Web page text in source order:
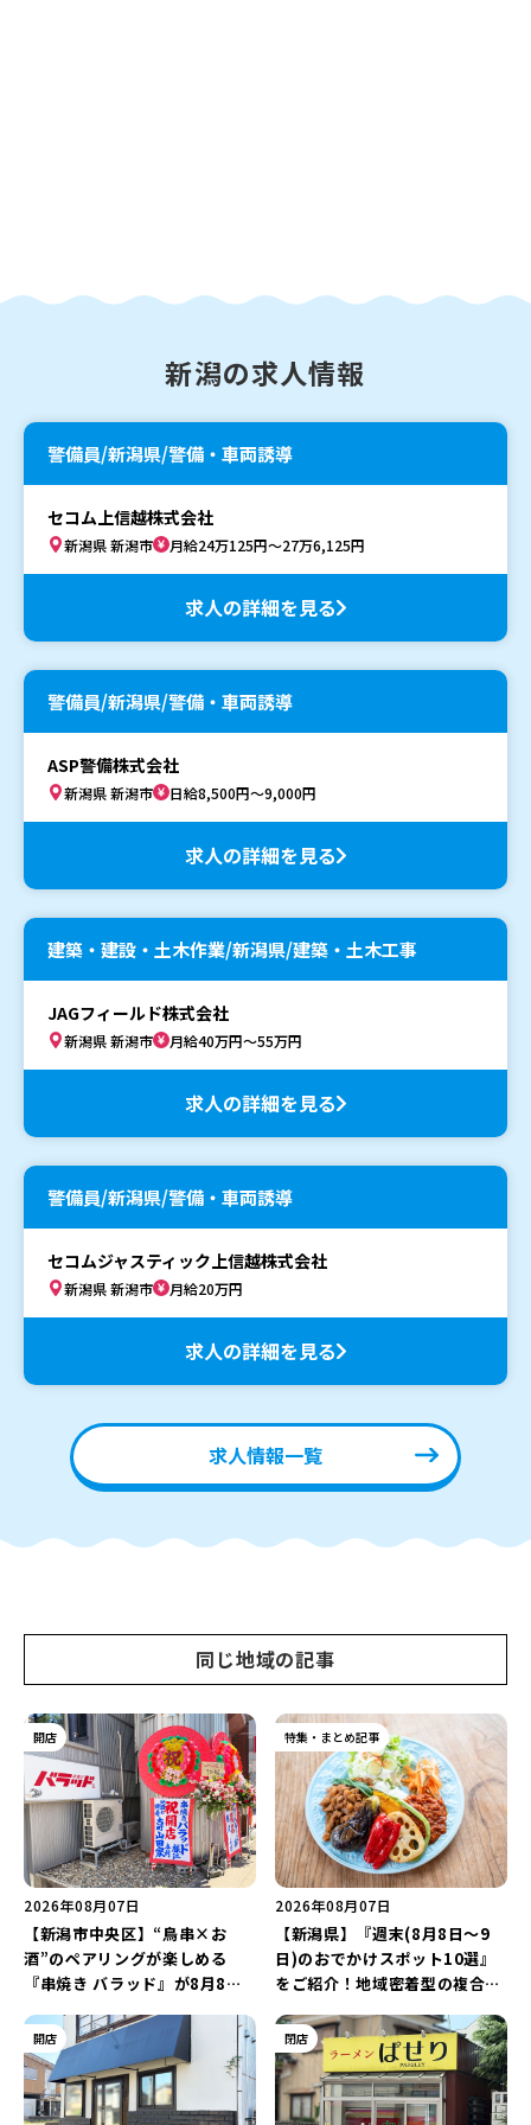
新潟の求人情報
警備員/新潟県/警備・車両誘導
セコム上信越株式会社
新潟県 新潟市 月給24万125円～27万6,125円
求人の詳細を見る
警備員/新潟県/警備・車両誘導
ASP警備株式会社
新潟県 新潟市 日給8,500円～9,000円
求人の詳細を見る
建築・建設・土木作業/新潟県/建築・土木工事
JAGフィールド株式会社
新潟県 新潟市 月給40万円～55万円
求人の詳細を見る
警備員/新潟県/警備・車両誘導
セコムジャスティック上信越株式会社
新潟県 新潟市 月給20万円
求人の詳細を見る
求人情報一覧
同じ地域の記事
開店
2026年08月07日
【新潟市中央区】“鳥串×お
酒”のペアリングが楽しめる
『串焼き バラッド』が8月8日
インアップ♪
特集・まとめ記事
2026年08月07日
【新潟県】『週末(8月8日～9
日)のおでかけスポット10選』
をご紹介！地域密着型の複合施
ナ丸大新潟のサマーフェスタ
2026」がおすすめ♪
開店 閉店